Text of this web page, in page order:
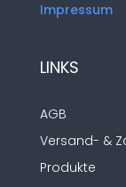
Impressum
LINKS
AGB
Versand- &
Produkte